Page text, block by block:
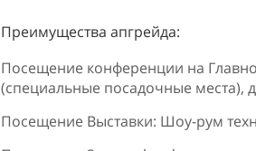
Преимущества апгрейда:
Посещение конференции на
(специальные посадочные места),
Посещение Выставки: Шоу-рум